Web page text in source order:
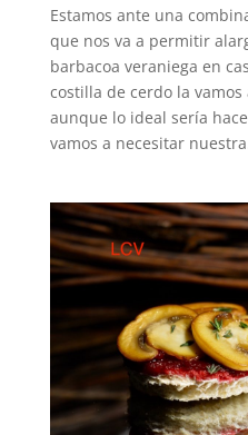
Estamos ante una
que nos va a permitir
barbacoa veraniega en
costilla de cerdo la
aunque lo ideal sería
vamos a necesitar